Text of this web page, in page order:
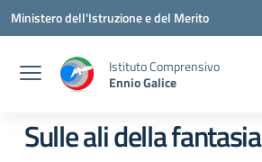
Vai ai contenuti
Vai al menu di navigazione
Vai al footer
Ministero dell'Istruzione e del Merito
Istituto Comprensivo
Ennio Galice
Sulle ali della fantasia